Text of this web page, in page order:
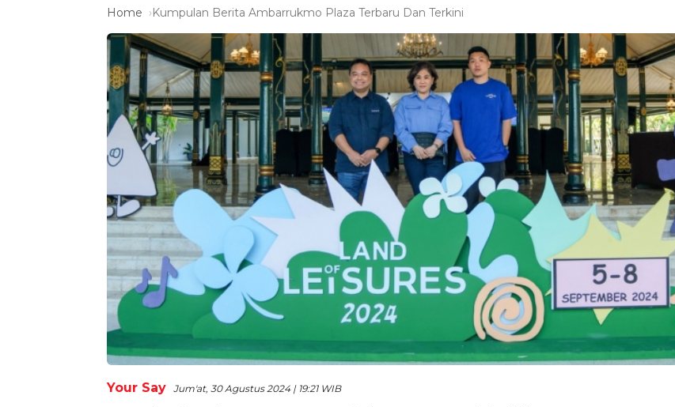
Home Kumpulan Berita Ambarrukmo Plaza Terbaru Dan Terkini
Your Say Jum'at, 30 Agustus 2024 | 19:21 WIB